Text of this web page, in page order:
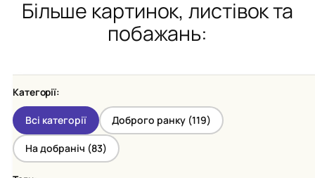
Більше картинок, листівок та
побажань:
Категорії:
Всі категорії Доброго ранку (119)
На добраніч (83)